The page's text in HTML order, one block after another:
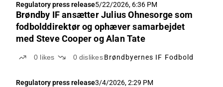
Regulatory press release5/22/2026, 6:36 PM
Brøndby IF ansætter Julius Ohnesorge som
fodbolddirektør og ophæver samarbejdet
med Steve Cooper og Alan Tate
0 likes 0 dislikes Brøndbyernes IF Fodbold
Regulatory press release3/4/2026, 2:29 PM